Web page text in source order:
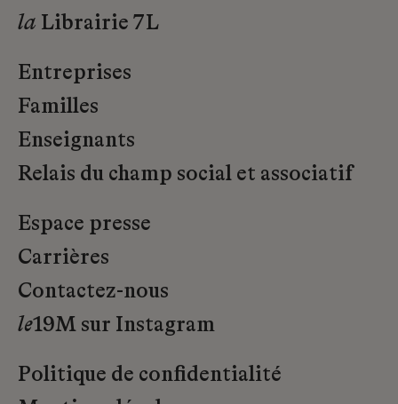
la Librairie 7L
Entreprises
Familles
Enseignants
Relais du champ social et associatif
Espace presse
Carrières
Contactez-nous
le19M sur Instagram
Politique de confidentialité